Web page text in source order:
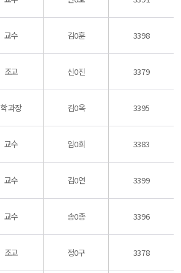
교수 김0훈 3398
조교 신0진 3379
학과장 김0옥 3395
교수 임0희 3383
교수 김0연 3399
교수 송0종 3396
조교 정0구 3378